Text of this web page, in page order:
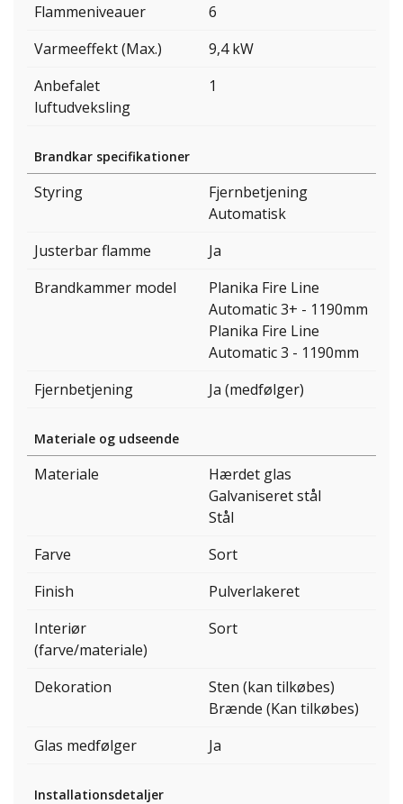
Flammeniveauer
6
Varmeeffekt (Max.)
9,4 kW
Anbefalet
luftudveksling
1
Brandkar specifikationer
Styring
Fjernbetjening
Automatisk
Justerbar flamme
Ja
Brandkammer model
Planika Fire Line
Automatic 3+ - 1190mm
Planika Fire Line
Automatic 3 - 1190mm
Fjernbetjening
Ja (medfølger)
Materiale og udseende
Materiale
Hærdet glas
Galvaniseret stål
Stål
Farve
Sort
Finish
Pulverlakeret
Interiør
(farve/materiale)
Sort
Dekoration
Sten (kan tilkøbes)
Brænde (Kan tilkøbes)
Glas medfølger
Ja
Installationsdetaljer